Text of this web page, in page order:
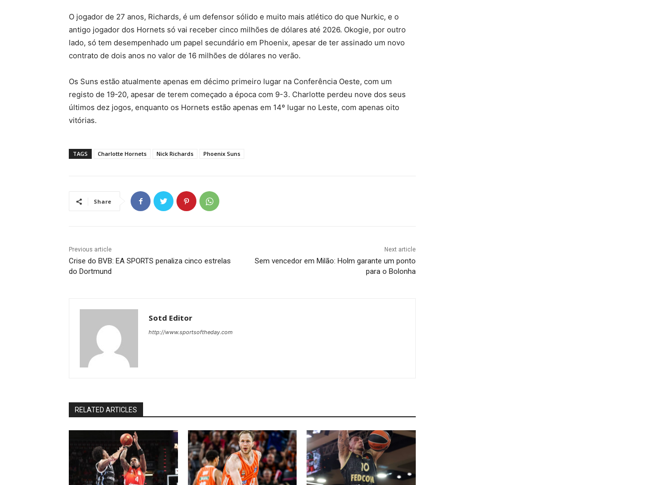
O jogador de 27 anos, Richards, é um defensor sólido e muito mais atlético do que Nurkic, e o
antigo jogador dos Hornets só vai receber cinco milhões de dólares até 2026. Okogie, por outro
lado, só tem desempenhado um papel secundário em Phoenix, apesar de ter assinado um novo
contrato de dois anos no valor de 16 milhões de dólares no verão.
Os Suns estão atualmente apenas em décimo primeiro lugar na Conferência Oeste, com um
registo de 19-20, apesar de terem começado a época com 9-3. Charlotte perdeu nove dos seus
últimos dez jogos, enquanto os Hornets estão apenas em 14º lugar no Leste, com apenas oito
vitórias.
TAGS Charlotte Hornets Nick Richards Phoenix Suns
Share
Previous article
Crise do BVB: EA SPORTS penaliza cinco estrelas
do Dortmund
Next article
Sem vencedor em Milão: Holm garante um ponto
para o Bolonha
Sotd Editor
http://www.sportsoftheday.com
RELATED ARTICLES